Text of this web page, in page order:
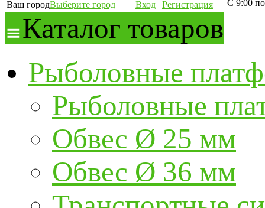
Ваш городВыберите город Вход | Регистрация
С 9:00
Каталог товаров
Рыболовные
Рыболовные
Обвес Ø 25 мм
Обвес Ø 36 мм